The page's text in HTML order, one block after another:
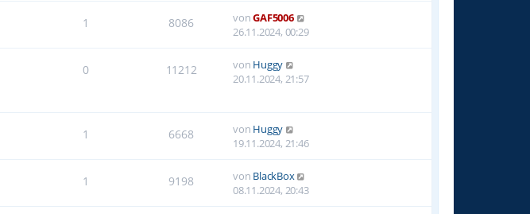
1 8086 vonGAF5006
26.11.2024, 00:29
0 11212 von Huggy
20.11.2024, 21:57
1 6668 von Huggy
19.11.2024, 21:46
1 9198 von BlackBox
08.11.2024, 20:43